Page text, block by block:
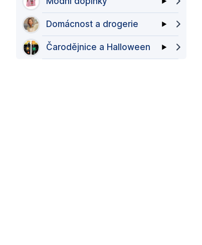
Domácnost a drogerie
Čarodějnice a Halloween